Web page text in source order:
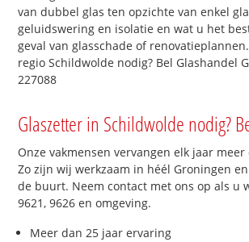
van dubbel glas ten opzichte van enkel
geluidswering en isolatie en wat u het
geval van glasschade of
regio Schildwolde nodig? Bel Glashandel
227088
Glaszetter in Schildwolde nodig?
Onze vakmensen vervangen elk jaar
Zo zijn wij werkzaam in héél Groningen
de buurt. Neem contact met ons op als u
9621, 9626 en omgeving.
Meer dan 25 jaar ervaring